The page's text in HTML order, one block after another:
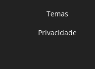
Temas
Privacidade